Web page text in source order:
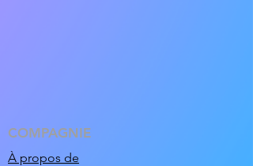
COMPAGNIE
À propos de